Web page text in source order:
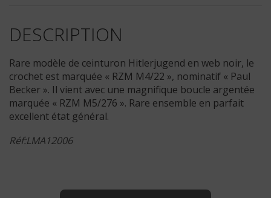
DESCRIPTION
Rare modèle de ceinturon Hitlerjugend en web noir, le
crochet est marquée « RZM M4/22 », nominatif « Paul
Becker ». Il vient avec une magnifique boucle argentée
marquée « RZM M5/276 ». Rare ensemble en parfait
excellent état général.
Réf:LMA12006